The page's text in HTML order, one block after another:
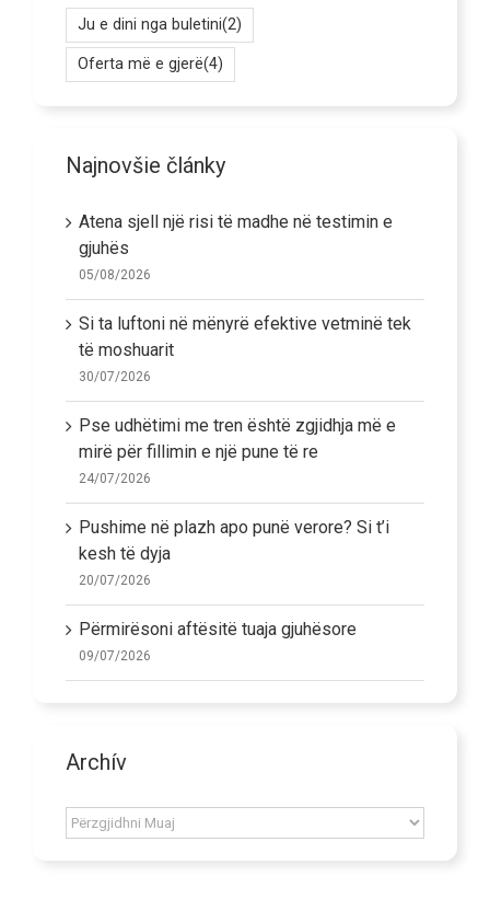
Ju e dini nga buletini(2)
Oferta më e gjerë(4)
Najnovšie články
Atena sjell një risi të madhe në testimin e
gjuhës
05/08/2026
Si ta luftoni në mënyrë efektive vetminë tek
të moshuarit
30/07/2026
Pse udhëtimi me tren është zgjidhja më e
mirë për fillimin e një pune të re
24/07/2026
Pushime në plazh apo punë verore? Si t’i
kesh të dyja
20/07/2026
Përmirësoni aftësitë tuaja gjuhësore
09/07/2026
Archív
Archív